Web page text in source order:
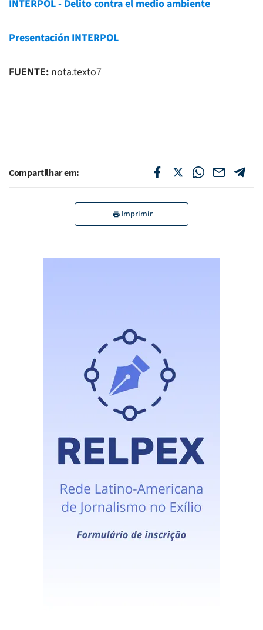
INTERPOL - Delito contra el medio ambiente
Presentación INTERPOL
FUENTE: nota.texto7
Compartilhar em:
Imprimir